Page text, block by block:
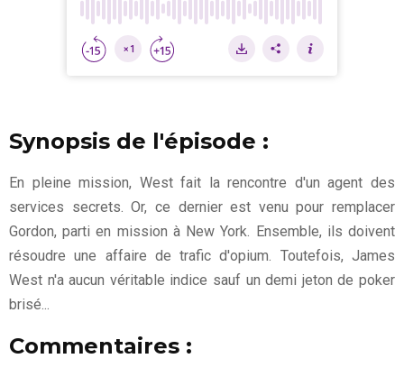
Synopsis de l'épisode :
En pleine mission, West fait la rencontre d'un agent des
services secrets. Or, ce dernier est venu pour remplacer
Gordon, parti en mission à New York. Ensemble, ils doivent
résoudre une affaire de trafic d'opium. Toutefois, James
West n'a aucun véritable indice sauf un demi jeton de poker
brisé...
Commentaires :